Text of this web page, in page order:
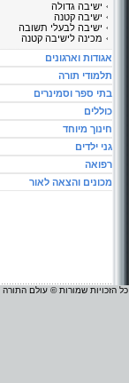
ישיבה גדולה
ישיבה קטנה
ישיבה לבעלי תשובה
מכינה לישיבה קטנה
אגודות וארגונים
תלמודי תורה
בתי ספר וסמינרים
כוללים
חינוך מיוחד
גני ילדים
רפואה
מכונים והצאה לאור
כל הזכויות שמורות © עולם התורה